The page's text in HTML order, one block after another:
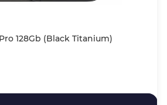
128Gb (Black Titanium)